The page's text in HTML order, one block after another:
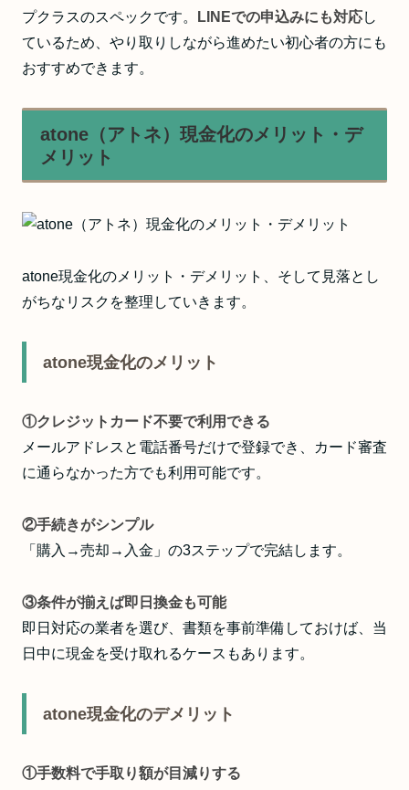
プクラスのスペックです。
LINEでの申込みにも対応し
ているため、やり取りしながら進めたい初心者の方にも
おすすめできます。
atone（アトネ）現金化のメリット・デ
メリット
atone現金化のメリット・デメリット、そして見落とし
がちなリスクを整理していきます。
atone現金化のメリット
①クレジットカード不要で利用できる
メールアドレスと電話番号だけで登録でき、カード審査
に通らなかった方でも利用可能です。
②手続きがシンプル
「購入→売却→入金」の3ステップで完結します。
③条件が揃えば即日換金も可能
即日対応の業者を選び、書類を事前準備しておけば、当
日中に現金を受け取れるケースもあります。
atone現金化のデメリット
①手数料で手取り額が目減りする